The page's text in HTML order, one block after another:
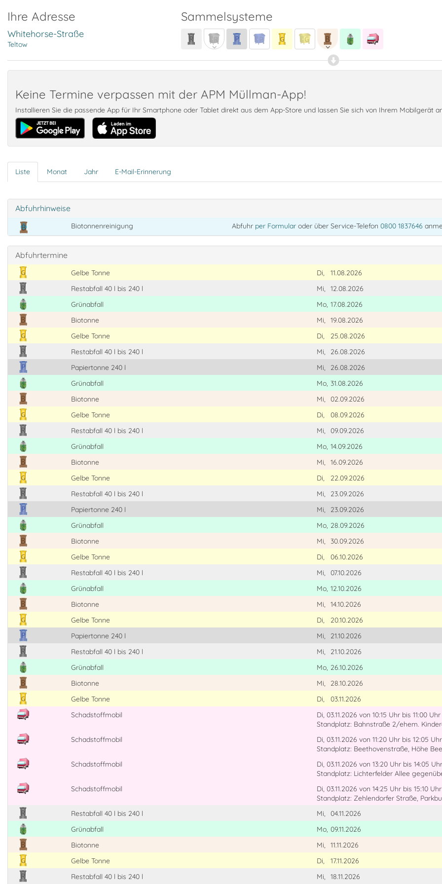
Ihre Adresse
Whitehorse-Straße
Teltow
Sammelsysteme
Keine Termine verpassen mit der APM Müllman-App!
Installieren Sie die passende App für Ihr Smartphone oder Tablet direkt aus dem App-Store und lassen Sie sich von Ihrem Mobilgerät
Liste Monat Jahr E-Mail-Erinnerung
Abfuhrhinweise
Biotonnenreinigung Abfuhr per Formularoder über Service-Telefon 0800 1837646
Abfuhrtermine
Gelbe Tonne Di,
11.08.2026
Restabfall 40 l bis 240 l
Mi,
12.08.2026
Grünabfall
Mo, 17.08.2026
Biotonne
Mi,
19.08.2026
Gelbe Tonne
Di,
25.08.2026
Restabfall 40 l bis 240 l
Mi,
26.08.2026
Papiertonne 240 l
Mi,
26.08.2026
Grünabfall
Mo, 31.08.2026
Biotonne
Mi,
02.09.2026
Gelbe Tonne
Di,
08.09.2026
Restabfall 40 l bis 240 l
Mi,
09.09.2026
Grünabfall
Mo, 14.09.2026
Biotonne
Mi,
16.09.2026
Gelbe Tonne
Di,
22.09.2026
Restabfall 40 l bis 240 l
Mi,
23.09.2026
Papiertonne 240 l
Mi,
23.09.2026
Grünabfall
Mo, 28.09.2026
Biotonne
Mi,
30.09.2026
Gelbe Tonne
Di,
06.10.2026
Restabfall 40 l bis 240 l
Mi,
07.10.2026
Grünabfall
Mo, 12.10.2026
Biotonne
Mi,
14.10.2026
Gelbe Tonne
Di,
20.10.2026
Papiertonne 240 l
Mi,
21.10.2026
Restabfall 40 l bis 240 l
Mi,
21.10.2026
Grünabfall
Mo, 26.10.2026
Biotonne
Mi,
28.10.2026
Gelbe Tonne
Di,
03.11.2026
Schadstoffmobil
Di, 03.11.2026 von 10:15 Uhr bis 11:00 Uhr
Standplatz: Bahnstraße 2/ehem.
Schadstoffmobil
Di, 03.11.2026 von 11:20 Uhr bis 12:05 Uhr
Standplatz: Beethovenstraße, Höhe
Schadstoffmobil
Di, 03.11.2026 von 13:20 Uhr bis 14:05 Uhr
Standplatz: Lichterfelder Allee
Schadstoffmobil
Di, 03.11.2026 von 14:25 Uhr bis 15:10 Uhr
Standplatz: Zehlendorfer Straße,
Restabfall 40 l bis 240 l
Mi,
04.11.2026
Grünabfall
Mo, 09.11.2026
Biotonne
Mi,
11.11.2026
Gelbe Tonne
Di,
17.11.2026
Restabfall 40 l bis 240 l
Mi, 18.11.2026